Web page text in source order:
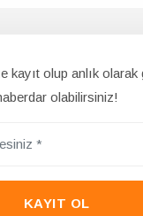
kayıt olup anlık olarak
olabilirsiniz!
KAYIT OL